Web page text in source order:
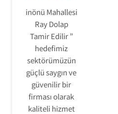
inönü Mahallesi
Ray Dolap
Tamir Edilir ”
hedefimiz
sektörümüzün
güçlü saygın ve
güvenilir bir
firması olarak
kaliteli hizmet